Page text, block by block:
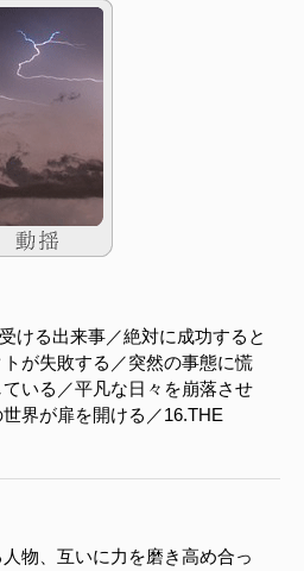
ける出来事／絶対に成功すると
が失敗する／突然の事態に慌
いる／平凡な日々を崩落させ
界が扉を開ける／16.THE
物、互いに力を磨き高め合っ